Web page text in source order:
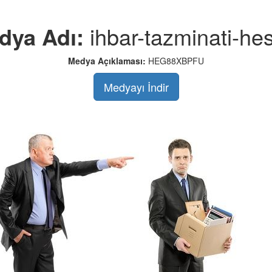
Adı: ihbar-tazminati-
Medya Açıklaması: HEG88XBPFU
Medyayı İndir